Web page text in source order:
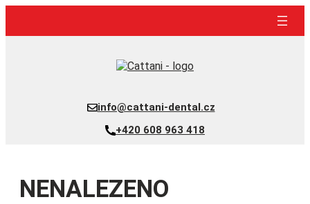
obsah
info@cattani-dental.cz
+420 608 963 418
NENALEZENO